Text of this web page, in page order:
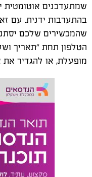
שמתעדכנים אוטומטית
בהתערבות ידנית. עם
שהמכשירים שלכם
הטלפון תחת "תאריך
מופעלת, או להגדיר את